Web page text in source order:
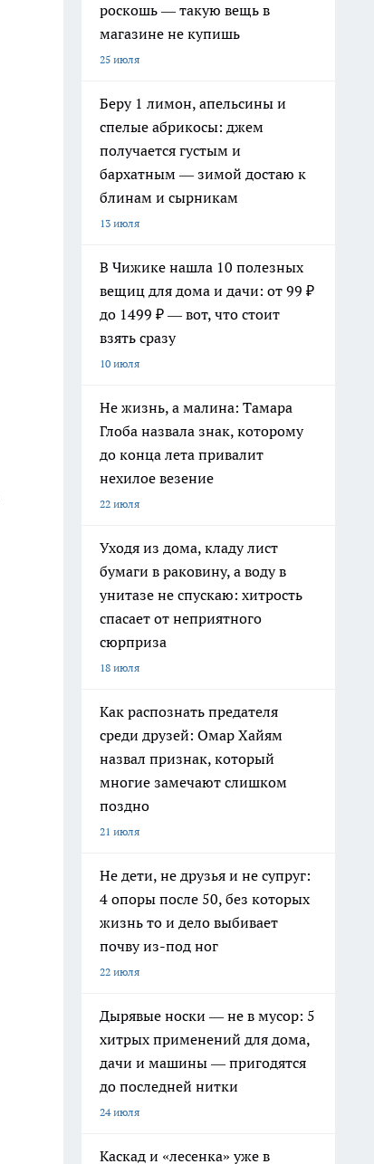
роскошь — такую вещь в
магазине не купишь
25 июля
Беру 1 лимон, апельсины и
спелые абрикосы: джем
получается густым и
бархатным — зимой достаю к
блинам и сырникам
13 июля
В Чижике нашла 10 полезных
вещиц для дома и дачи: от 99 ₽
до 1499 ₽ — вот, что стоит
взять сразу
10 июля
Не жизнь, а малина: Тамара
Глоба назвала знак, которому
до конца лета привалит
нехилое везение
22 июля
Уходя из дома, кладу лист
бумаги в раковину, а воду в
унитазе не спускаю: хитрость
спасает от неприятного
сюрприза
18 июля
Как распознать предателя
среди друзей: Омар Хайям
назвал признак, который
многие замечают слишком
поздно
21 июля
Не дети, не друзья и не супруг:
4 опоры после 50, без которых
жизнь то и дело выбивает
почву из-под ног
22 июля
Дырявые носки — не в мусор: 5
хитрых применений для дома,
дачи и машины — пригодятся
до последней нитки
24 июля
Каскад и «лесенка» уже в